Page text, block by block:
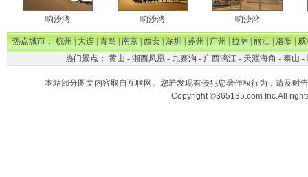
响沙湾 响沙湾 响沙湾
热点城市：杭州|大连|青岛|南京|西安|深圳|苏州|广州|拉萨|丽江|洛阳|威
热门景点： 黄山 - 湘西凤凰- 九寨沟 - 广西漓江- 天涯海角 - 泰山 -
本站部分图文内容取自互联网。您若发现有侵犯您著作权行为，请及时
Copyright ©365135.com Inc.All